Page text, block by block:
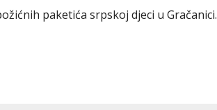
paketića srpskoj djeci u Gračanici.